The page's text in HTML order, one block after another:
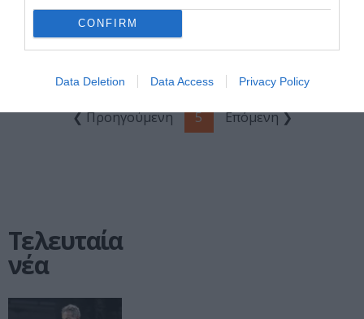
CONFIRM
Data Deletion Data Access Privacy Policy
στο main stage
του Gazarte
❮ Προηγούμενη 5 Επόμενη ❯
Τελευταία
νέα